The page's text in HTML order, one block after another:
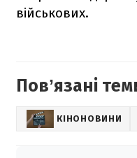
військових.
Повʼязані
КІНОНОВИНИ